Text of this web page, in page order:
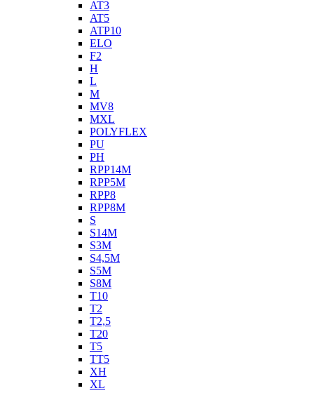
AT3
AT5
ATP10
ELO
F2
H
L
M
MV8
MXL
POLYFLEX
PU
PH
RPP14M
RPP5M
RPP8
RPP8M
S
S14M
S3M
S4,5M
S5M
S8M
T10
T2
T2,5
T20
T5
TT5
XH
XL